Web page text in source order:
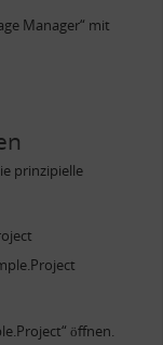
Manager“ mit
prinzipielle
öffnen.